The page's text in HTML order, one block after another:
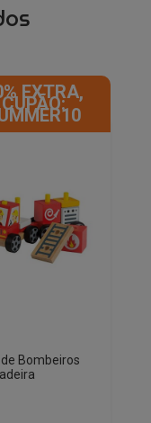
EXTRA,
CUPÃO:
Bombeiros